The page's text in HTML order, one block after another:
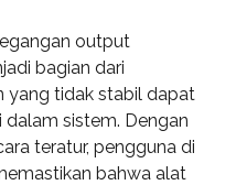
output
bagian dari
yang tidak stabil dapat
sistem. Dengan
teratur, pengguna di
bahwa alat